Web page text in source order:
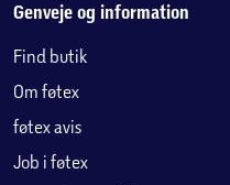
Genveje og information
Find butik
Om føtex
føtex avis
Job i føtex